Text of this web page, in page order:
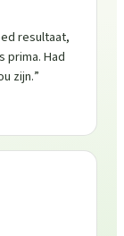
resultaat,
prima. Had
zijn.”